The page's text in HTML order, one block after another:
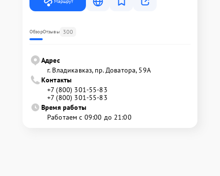
ОбзорОтзывы 300
Адрес
г. Владикавказ, пр. Доватора, 59А
Контакты
+7 (800) 301-55-83
+7 (800) 301-55-83
Время работы
Работаем с 09:00 до 21:00